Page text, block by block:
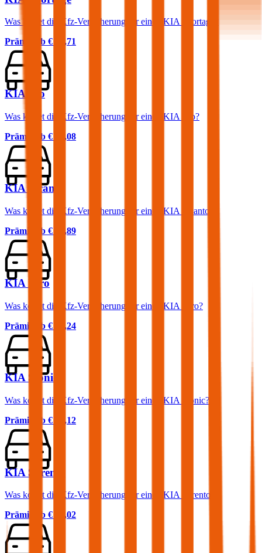
Was kostet die Kfz-Versicherung für einen KIA Sportage?
Prämie ab € 64,71
KIA Rio
Was kostet die Kfz-Versicherung für einen KIA Rio?
Prämie ab € 37,08
KIA Picanto
Was kostet die Kfz-Versicherung für einen KIA Picanto?
Prämie ab € 37,89
KIA Niro
Was kostet die Kfz-Versicherung für einen KIA Niro?
Prämie ab € 35,24
KIA Stonic
Was kostet die Kfz-Versicherung für einen KIA Stonic?
Prämie ab € 42,12
KIA Sorento
Was kostet die Kfz-Versicherung für einen KIA Sorento?
Prämie ab € 76,02